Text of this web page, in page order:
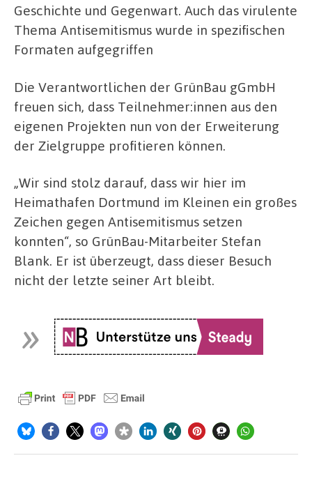
Geschichte und Gegenwart. Auch das virulente
Thema Antisemitismus wurde in spezifischen
Formaten aufgegriffen
Die Verantwortlichen der GrünBau gGmbH
freuen sich, dass Teilnehmer:innen aus den
eigenen Projekten nun von der Erweiterung
der Zielgruppe profitieren können.
„Wir sind stolz darauf, dass wir hier im
Heimathafen Dortmund im Kleinen ein großes
Zeichen gegen Antisemitismus setzen
konnten“, so GrünBau-Mitarbeiter Stefan
Blank. Er ist überzeugt, dass dieser Besuch
nicht der letzte seiner Art bleibt.